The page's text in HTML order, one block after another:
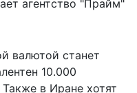
агентство "Прайм"
валютой станет
10.000
в Иране хотят